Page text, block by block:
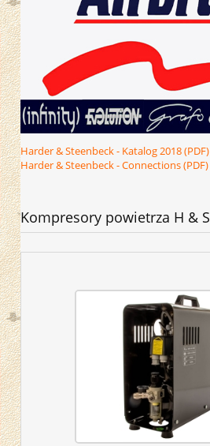
Harder & Steenbeck - Katalog 2018 (PDF)
Harder & Steenbeck - Connections (PDF)
Kompresory powietrza H & S